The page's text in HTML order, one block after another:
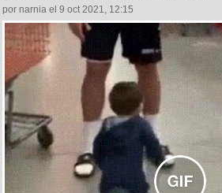
por narnia el 9 oct 2021, 12:15